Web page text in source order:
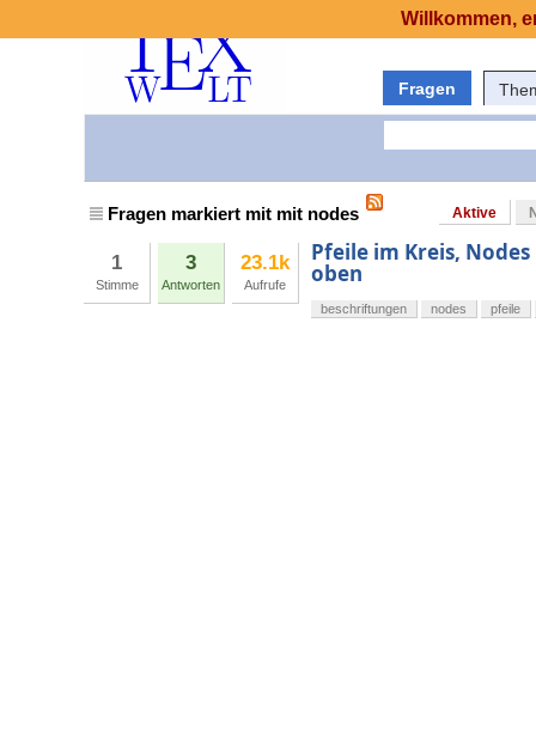
Fragen
Fragen markiert mit mit nodes Aktive
1
Stimme
3
Antworten
23.1k
Aufrufe
Pfeile im Kreis,
oben
beschriftungen nodes pfeile
Willkommen,